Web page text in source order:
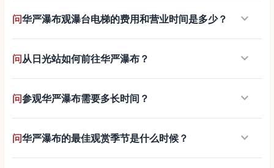
问华严瀑布观瀑台电梯的费用和营业时间是多少？ keyboard_arrow_down
问从日光站如何前往华严瀑布？ keyboard_arrow_down
问参观华严瀑布需要多长时间？ keyboard_arrow_down
问华严瀑布的最佳观赏季节是什么时候？ keyboard_arrow_down